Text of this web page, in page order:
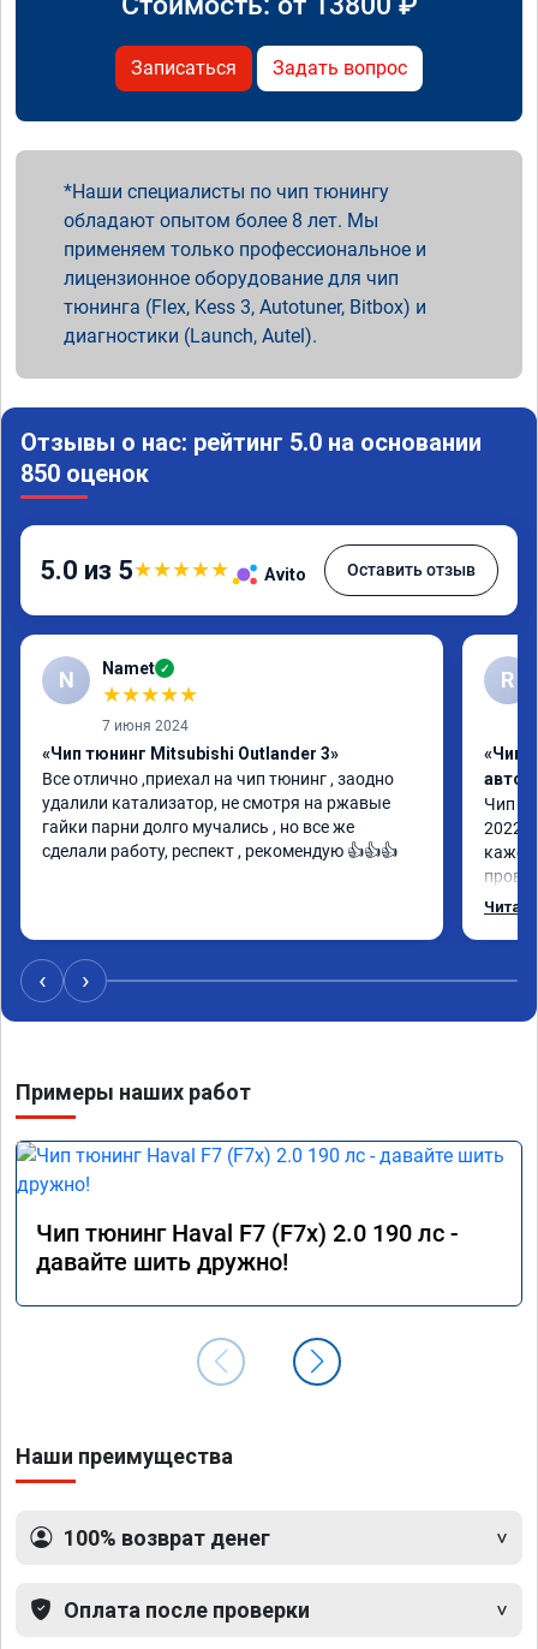
Записаться Задать вопрос
Наши специалисты по чип тюнингу
обладают опытом более 8 лет. Мы
применяем только профессиональное и
лицензионное оборудование для чип
тюнинга (Flex, Kess 3, Autotuner, Bitbox) и
диагностики (Launch, Autel).
Отзывы о нас: рейтинг 5.0 на основании
850 оценок
5.0 из 5★★★★★ Avito Оставить отзыв
N Namet ✓
★★★★★
7 июня 2024
«Чип тюнинг Mitsubishi Outlander 3»
Все отлично ,приехал на чип тюнинг , заодно
удалили катализатор, не смотря на ржавые
гайки парни долго мучались , но все же
сделали работу, респект , рекомендую 👍👍👍
R
«Чип
Чип
2022
‹ ›
Примеры наших работ
Чип тюнинг Haval F7 (F7x) 2.0 190 лс -
давайте шить дружно!
Наши преимущества
100% возврат денег
Оплата после проверки